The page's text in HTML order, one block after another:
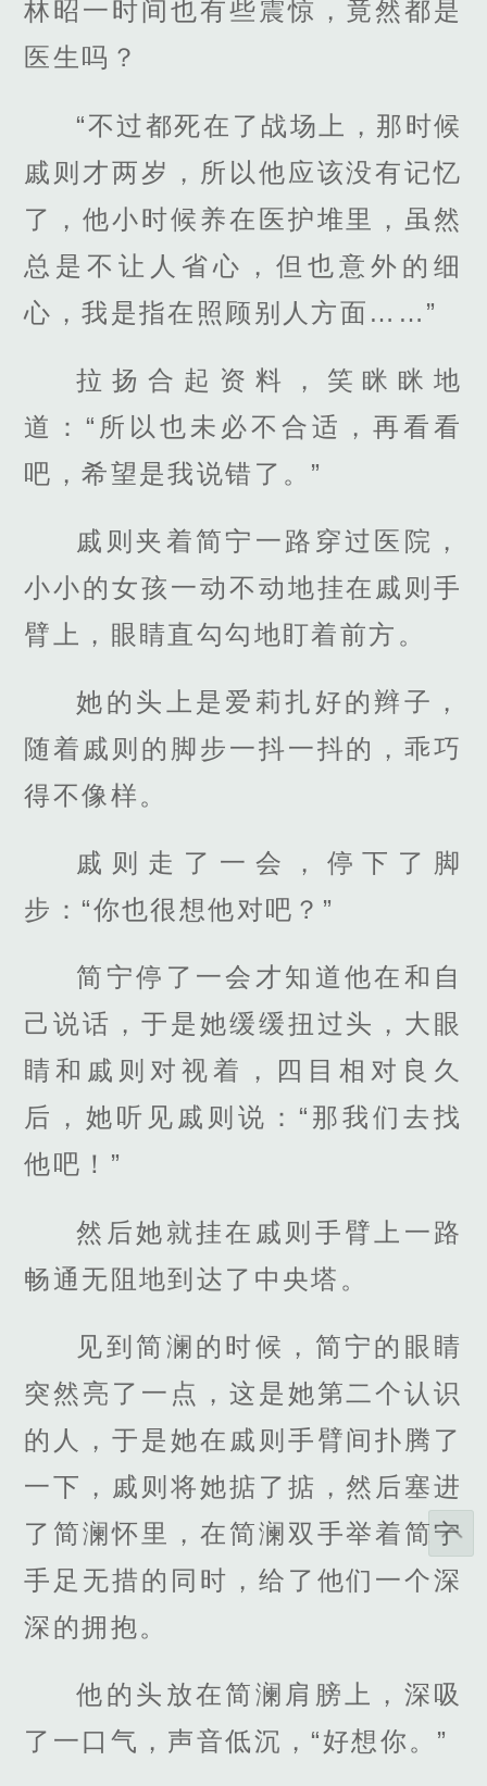
林昭一时间也有些震惊，竟然都是
医生吗？
“不过都死在了战场上，那时候
戚则才两岁，所以他应该没有记忆
了，他小时候养在医护堆里，虽然
总是不让人省心，但也意外的细
心，我是指在照顾别人方面……”
拉扬合起资料，笑眯眯地
道：“所以也未必不合适，再看看
吧，希望是我说错了。”
戚则夹着简宁一路穿过医院，
小小的女孩一动不动地挂在戚则手
臂上，眼睛直勾勾地盯着前方。
她的头上是爱莉扎好的辫子，
随着戚则的脚步一抖一抖的，乖巧
得不像样。
戚则走了一会，停下了脚
步：“你也很想他对吧？”
简宁停了一会才知道他在和自
己说话，于是她缓缓扭过头，大眼
睛和戚则对视着，四目相对良久
后，她听见戚则说：“那我们去找
他吧！”
然后她就挂在戚则手臂上一路
畅通无阻地到达了中央塔。
见到简澜的时候，简宁的眼睛
突然亮了一点，这是她第二个认识
的人，于是她在戚则手臂间扑腾了
一下，戚则将她掂了掂，然后塞进
了简澜怀里，在简澜双手举着简宁
手足无措的同时，给了他们一个深
深的拥抱。
他的头放在简澜肩膀上，深吸
了一口气，声音低沉，“好想你。”